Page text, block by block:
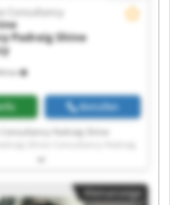
km
Consultancy
Padraig Shine
Anrufen
Padraig Shine
Padraig Shine Consultancy
Shine Consultancy Padraig
Padraig Shine Consultancy
Kleinanzeige